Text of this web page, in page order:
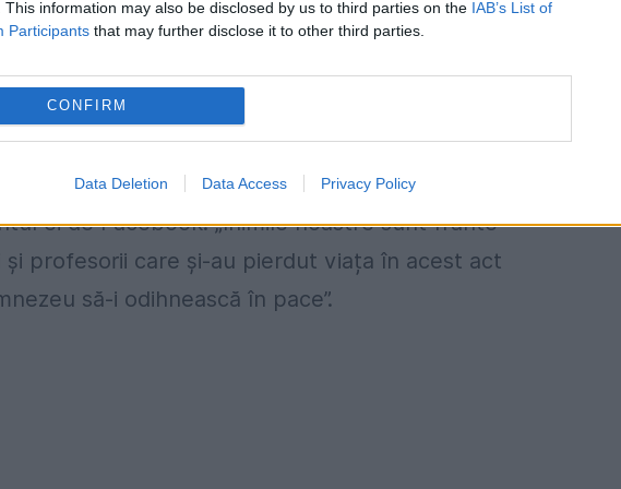
This information may also be disclosed by us to third parties on the IAB’s List of
Participants that may further disclose it to other third parties.
CONFIRM
Data Deletion Data Access Privacy Policy
lea incident armat petrecut într-o instituţie de
an o face să se teamă pentru cele două
amândouă în armată și sunt expuse
date de prietenii care s-au îngrijorat
ei de Facebook: „Inimile noastre sunt frânte
profesorii care și-au pierdut viața în acest act
să-i odihnească în pace”.